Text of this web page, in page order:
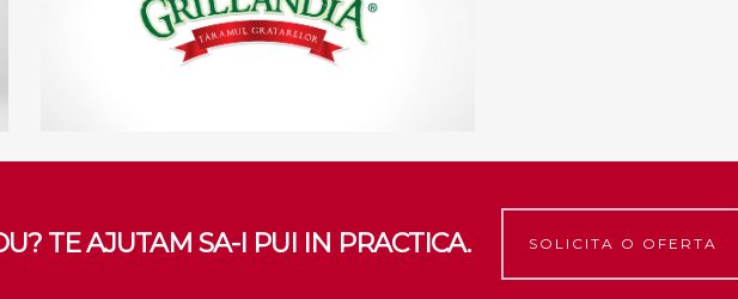
TE AJUTAM SA-I PUI IN PRACTICA. SOLICITA O OFERTA